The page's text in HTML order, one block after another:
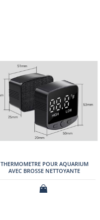
THERMOMETRE POUR AQUARIUM
AVEC BROSSE NETTOYANTE